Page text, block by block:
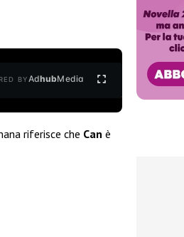
BYAdhubMedia
riferisce che Can è